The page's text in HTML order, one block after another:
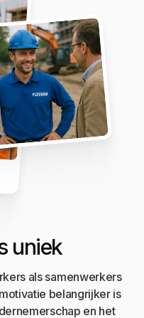
uniek
als samenwerkers
belangrijker is
en het